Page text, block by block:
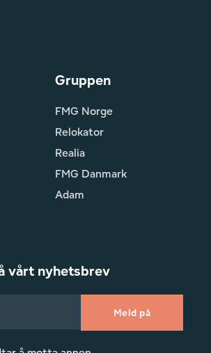
Gruppen
FMG Norge
Relokator
Realia
FMG Danmark
Adam
vårt nyhetsbrev